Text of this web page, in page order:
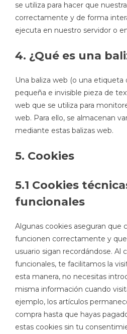
se utiliza para hacer que
correctamente y de forma
ejecuta en nuestro servidor o
4. ¿Qué es una
Una baliza web (o una etiqueta
pequeña e invisible pieza de
web que se utiliza para
web. Para ello, se almacenan
mediante estas balizas web.
5. Cookies
5.1 Cookies
funcionales
Algunas cookies aseguran que
funcionen correctamente y
usuario sigan recordándose. Al
funcionales, te facilitamos la
esta manera, no necesitas
misma información cuando
ejemplo, los artículos
compra hasta que hayas
estas cookies sin tu